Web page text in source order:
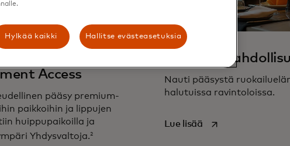
Access
pääsy premium-
paikkoihin ja lippujen
huippupaikoilla ja
Yhdysvaltoja. 2
Nauti pääsystä
halutuissa ravintoloissa.
Lue lisääopens in a new tab
Hylkää kaikki Hallitse evästeasetuksia